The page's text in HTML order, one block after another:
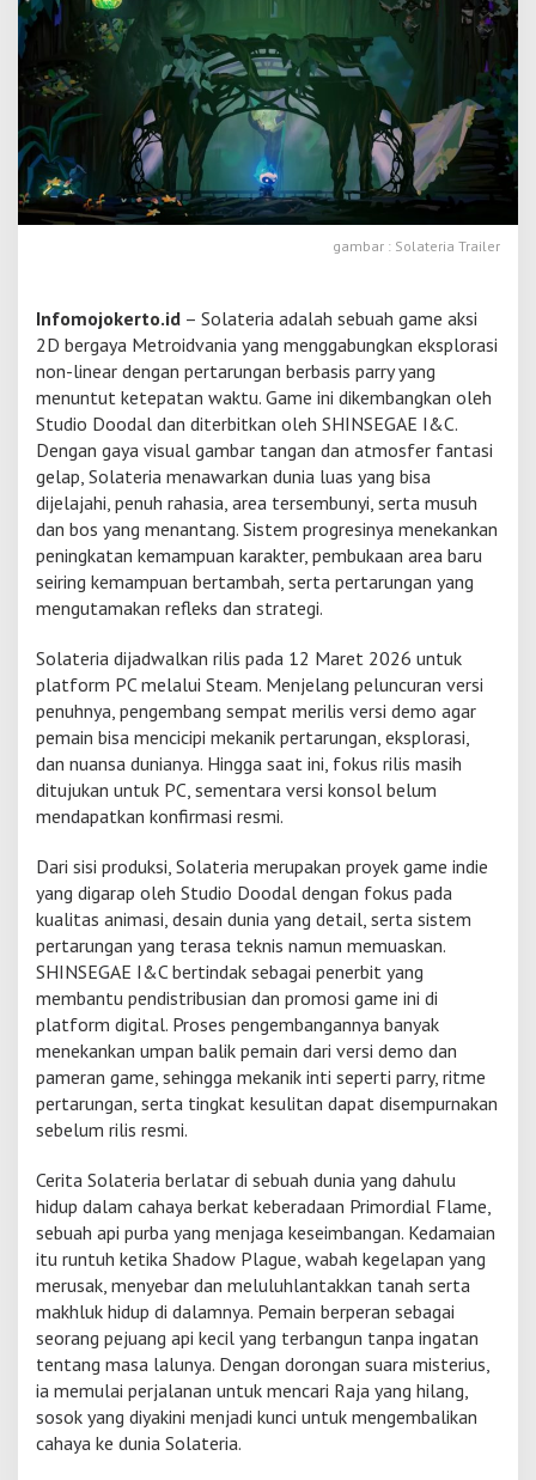
a
m
e
2
e
r
o
i
n
i
M
i
r
i
H
o
l
l
o
w
K
i
g
h
t
gambar : Solateria Trailer
Infomojokerto.id – Solateria adalah sebuah game aksi
2D bergaya Metroidvania yang menggabungkan eksplorasi
non-linear dengan pertarungan berbasis parry yang
menuntut ketepatan waktu. Game ini dikembangkan oleh
Studio Doodal dan diterbitkan oleh SHINSEGAE I&C.
Dengan gaya visual gambar tangan dan atmosfer fantasi
gelap, Solateria menawarkan dunia luas yang bisa
dijelajahi, penuh rahasia, area tersembunyi, serta musuh
dan bos yang menantang. Sistem progresinya menekankan
peningkatan kemampuan karakter, pembukaan area baru
seiring kemampuan bertambah, serta pertarungan yang
mengutamakan refleks dan strategi.
Solateria dijadwalkan rilis pada 12 Maret 2026 untuk
platform PC melalui Steam. Menjelang peluncuran versi
penuhnya, pengembang sempat merilis versi demo agar
pemain bisa mencicipi mekanik pertarungan, eksplorasi,
dan nuansa dunianya. Hingga saat ini, fokus rilis masih
ditujukan untuk PC, sementara versi konsol belum
mendapatkan konfirmasi resmi.
Dari sisi produksi, Solateria merupakan proyek game indie
yang digarap oleh Studio Doodal dengan fokus pada
kualitas animasi, desain dunia yang detail, serta sistem
pertarungan yang terasa teknis namun memuaskan.
SHINSEGAE I&C bertindak sebagai penerbit yang
membantu pendistribusian dan promosi game ini di
platform digital. Proses pengembangannya banyak
menekankan umpan balik pemain dari versi demo dan
pameran game, sehingga mekanik inti seperti parry, ritme
pertarungan, serta tingkat kesulitan dapat disempurnakan
sebelum rilis resmi.
Cerita Solateria berlatar di sebuah dunia yang dahulu
hidup dalam cahaya berkat keberadaan Primordial Flame,
sebuah api purba yang menjaga keseimbangan. Kedamaian
itu runtuh ketika Shadow Plague, wabah kegelapan yang
merusak, menyebar dan meluluhlantakkan tanah serta
makhluk hidup di dalamnya. Pemain berperan sebagai
seorang pejuang api kecil yang terbangun tanpa ingatan
tentang masa lalunya. Dengan dorongan suara misterius,
ia memulai perjalanan untuk mencari Raja yang hilang,
sosok yang diyakini menjadi kunci untuk mengembalikan
cahaya ke dunia Solateria.